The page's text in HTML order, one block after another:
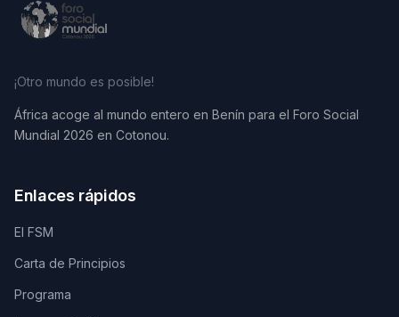
¡Otro mundo es posible!
África acoge al mundo entero en Benín para el Foro Social
Mundial 2026 en Cotonou.
Enlaces rápidos
El FSM
Carta de Principios
Programa